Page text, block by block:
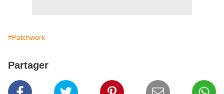
#Patchwork
Partager